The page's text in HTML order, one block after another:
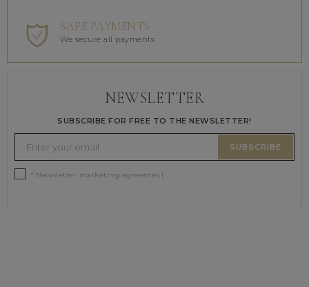
SAFE PAYMENTS
We secure all payments
NEWSLETTER
SUBSCRIBE FOR FREE TO THE NEWSLETTER!
SUBSCRIBE
* Newsletter marketing agreement